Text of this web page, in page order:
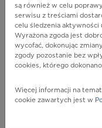
są również w celu
serwisu z treściami
celu śledzenia
Wyrażona zgoda jest
wycofać, dokonując
zgody pozostanie bez
cookies, którego
Więcej informacji na
cookie zawartych jest w